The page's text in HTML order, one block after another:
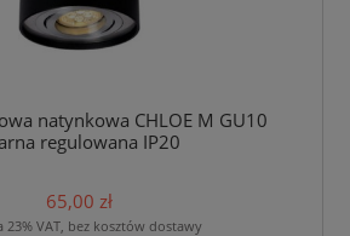
natynkowa CHLOE M GU10
regulowana IP20
65,00 zł
23% VAT, bez kosztów dostawy